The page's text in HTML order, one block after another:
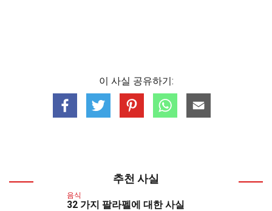
이 사실 공유하기:
추천 사실
음식
32 가지 팔라펠에 대한 사실